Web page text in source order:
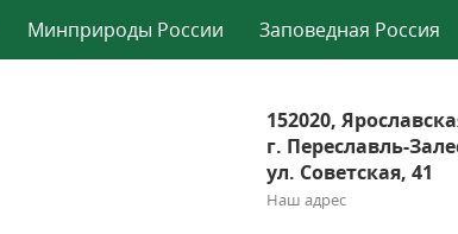
Минприроды России Заповедная Россия
152020,
г. Переславль-
ул. Советская, 41
Наш адрес